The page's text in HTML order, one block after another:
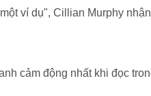
một ví dụ", Cillian Murphy
cảm động nhất khi đọc